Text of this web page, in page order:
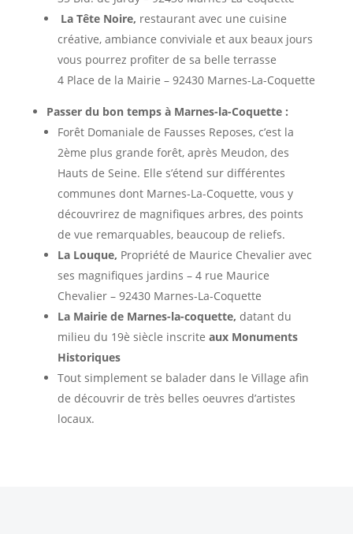
La Tête Noire, restaurant avec une cuisine
créative, ambiance conviviale et aux beaux jours
vous pourrez profiter de sa belle terrasse
4 Place de la Mairie – 92430 Marnes-La-Coquette
Passer du bon temps à Marnes-la-Coquette :
Forêt Domaniale de Fausses Reposes, c’est la
2ème plus grande forêt, après Meudon, des
Hauts de Seine. Elle s’étend sur différentes
communes dont Marnes-La-Coquette, vous y
découvrirez de magnifiques arbres, des points
de vue remarquables, beaucoup de reliefs.
La Louque, Propriété de Maurice Chevalier avec
ses magnifiques jardins – 4 rue Maurice
Chevalier – 92430 Marnes-La-Coquette
La Mairie de Marnes-la-coquette, datant du
milieu du 19è siècle inscrite aux Monuments
Historiques
Tout simplement se balader dans le Village afin
de découvrir de très belles oeuvres d’artistes
locaux.